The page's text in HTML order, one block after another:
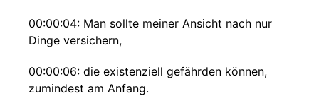
00:00:04: Man sollte meiner Ansicht nach nur
Dinge versichern,
00:00:06: die existenziell gefährden können,
zumindest am Anfang.